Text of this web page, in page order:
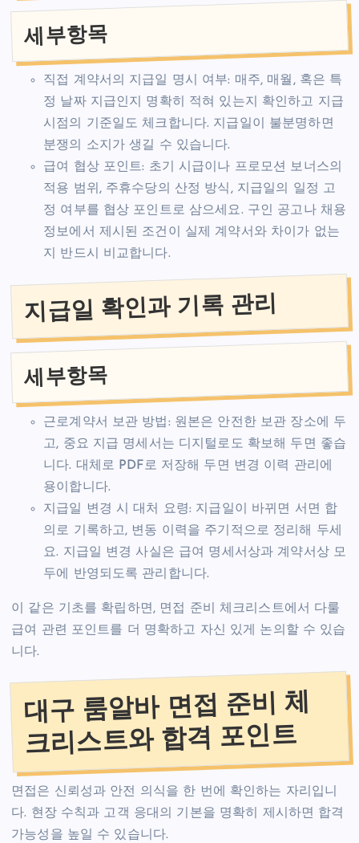
세부항목
직접 계약서의 지급일 명시 여부: 매주, 매월, 혹은 특
정 날짜 지급인지 명확히 적혀 있는지 확인하고 지급
시점의 기준일도 체크합니다. 지급일이 불분명하면
분쟁의 소지가 생길 수 있습니다.
급여 협상 포인트: 초기 시급이나 프로모션 보너스의
적용 범위, 주휴수당의 산정 방식, 지급일의 일정 고
정 여부를 협상 포인트로 삼으세요. 구인 공고나 채용
정보에서 제시된 조건이 실제 계약서와 차이가 없는
지 반드시 비교합니다.
지급일 확인과 기록 관리
세부항목
근로계약서 보관 방법: 원본은 안전한 보관 장소에 두
고, 중요 지급 명세서는 디지털로도 확보해 두면 좋습
니다. 대체로 PDF로 저장해 두면 변경 이력 관리에
용이합니다.
지급일 변경 시 대처 요령: 지급일이 바뀌면 서면 합
의로 기록하고, 변동 이력을 주기적으로 정리해 두세
요. 지급일 변경 사실은 급여 명세서상과 계약서상 모
두에 반영되도록 관리합니다.
이 같은 기초를 확립하면, 면접 준비 체크리스트에서 다룰
급여 관련 포인트를 더 명확하고 자신 있게 논의할 수 있습
니다.
대구 룸알바 면접 준비 체
크리스트와 합격 포인트
면접은 신뢰성과 안전 의식을 한 번에 확인하는 자리입니
다. 현장 수칙과 고객 응대의 기본을 명확히 제시하면 합격
가능성을 높일 수 있습니다.